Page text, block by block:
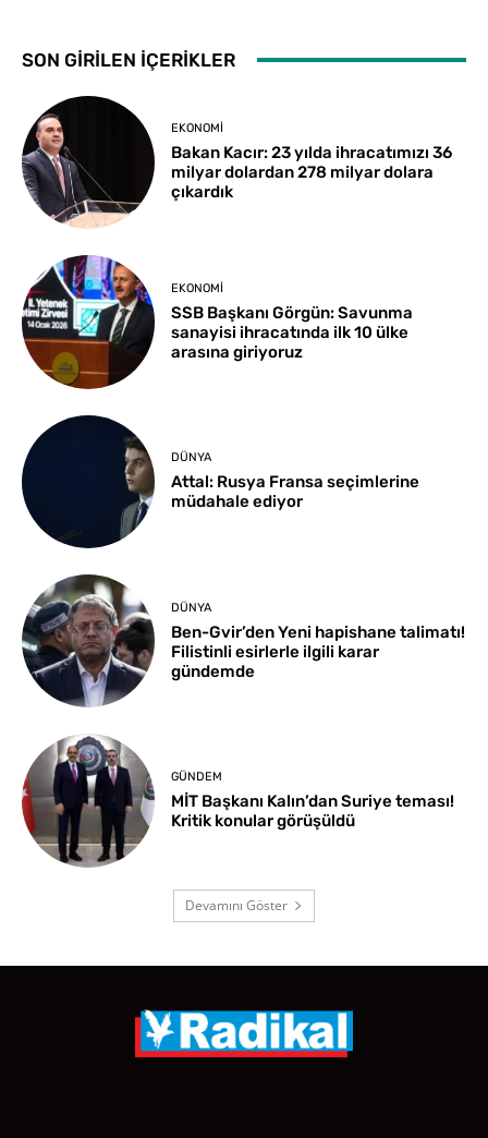
SON GİRİLEN İÇERİKLER
EKONOMI
Bakan Kacır: 23 yılda ihracatımızı 36
milyar dolardan 278 milyar dolara
çıkardık
EKONOMI
SSB Başkanı Görgün: Savunma
sanayisi ihracatında ilk 10 ülke
arasına giriyoruz
DÜNYA
Attal: Rusya Fransa seçimlerine
müdahale ediyor
DÜNYA
Ben-Gvir’den Yeni hapishane talimatı!
Filistinli esirlerle ilgili karar
gündemde
GÜNDEM
MİT Başkanı Kalın’dan Suriye teması!
Kritik konular görüşüldü
Devamını Göster